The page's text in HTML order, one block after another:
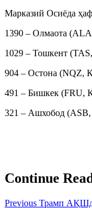
Марказий Осиёда
1390 – Олмаота
1029 – Тошкент
904 – Остона (NQZ,
491 – Бишкек (FRU,
321 – Ашхобод (ASB,
Continue
Previous Трамп